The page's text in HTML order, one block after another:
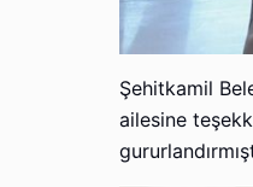
Şehitkamil
ailesine